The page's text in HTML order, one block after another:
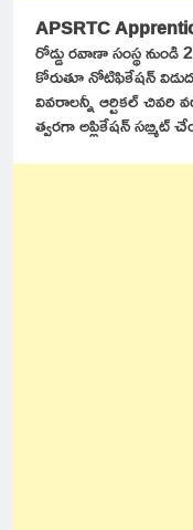
APSRTC
రోడ్డు రవాణా సంస్థ నుండి
కోరుతూ నోటిఫికేషన్
వివరాలన్నీ ఆర్టికల్ చివరి
త్వరగా అప్లికేషన్ సబ్మిట్